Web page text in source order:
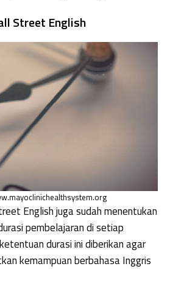
Street English
English juga sudah menentukan
pembelajaran di setiap
durasi ini diberikan agar
kemampuan berbahasa Inggris